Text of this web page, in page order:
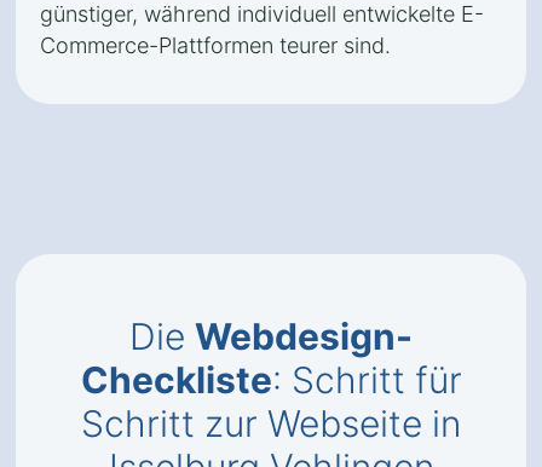
günstiger, während individuell entwickelte E-
Commerce-Plattformen teurer sind.
Die Webdesign-
Checkliste: Schritt für
Schritt zur Webseite in